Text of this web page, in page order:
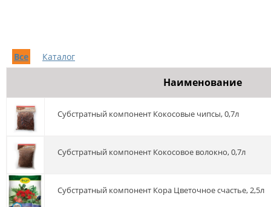
Все Каталог
Наименование
Субстратный компонент Кокосовые чипсы, 0,7л
Субстратный компонент Кокосовое волокно, 0,7л
Субстратный компонент Кора Цветочное счастье, 2,5л